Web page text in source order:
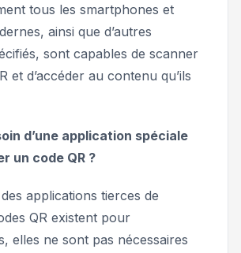
tous les smartphones et
ainsi que d’autres
sont capables de scanner
et d’accéder au contenu qu’ils
d’une application spéciale
un code QR ?
applications tierces de
QR existent pour
elles ne sont pas nécessaires